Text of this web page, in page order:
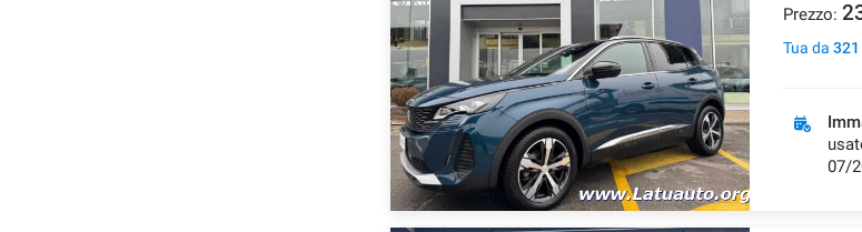
Prezzo:
Tua da 321
07/